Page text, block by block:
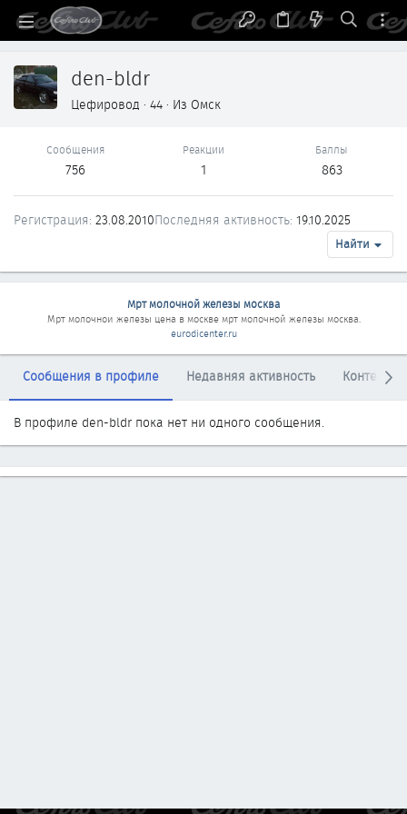
den-bldr
Цефировод · 44 · Из Омск
Сообщения
756
Реакции
1
Баллы
863
Регистрация 23.08.2010Последняя активность 19.10.2025
Найти
Мрт молочной железы москва
Мрт молочнои железы цена в москвемрт молочной железы москва.
eurodicenter.ru
Сообщения в профиле Недавняя активность Контент
В профиле den-bldr пока нет ни одного сообщения.